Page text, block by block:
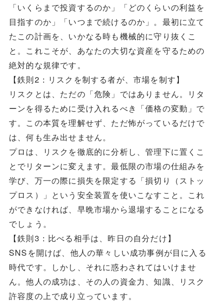
「いくらまで投資するのか」「どのくらいの利益を
目指すのか」「いつまで続けるのか」。最初に立て
たこの計画を、いかなる時も機械的に守り抜くこ
と。これこそが、あなたの大切な資産を守るための
絶対的な規律です。
【鉄則2：リスクを制する者が、市場を制す】
リスクとは、ただの「危険」ではありません。リタ
ーンを得るために受け入れるべき「価格の変動」で
す。この本質を理解せず、ただ怖がっているだけで
は、何も生み出せません。
プロは、リスクを徹底的に分析し、管理下に置くこ
とでリターンに変えます。最低限の市場の仕組みを
学び、万一の際に損失を限定する「損切り（ストッ
プロス）」という安全装置を使いこなすこと。これ
ができなければ、早晩市場から退場することになる
でしょう。
【鉄則3：比べる相手は、昨日の自分だけ】
SNSを開けば、他人の華々しい成功事例が目に入る
時代です。しかし、それに惑わされてはいけませ
ん。他人の成功は、その人の資金力、知識、リスク
許容度の上で成り立っています。